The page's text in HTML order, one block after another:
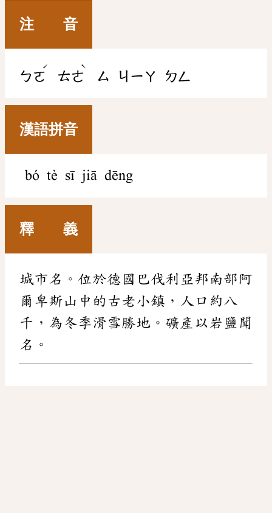
注 音
ㄅㄛ
ˊ
ㄊㄜ
ˋ
ㄙ ㄐㄧㄚ ㄉㄥ
漢語拼音
bó tè sī jiā dēng
釋 義
城市名。位於德國巴伐利亞邦南部阿
爾卑斯山中的古老小鎮，人口約八
千，為冬季滑雪勝地。礦產以岩鹽聞
名。